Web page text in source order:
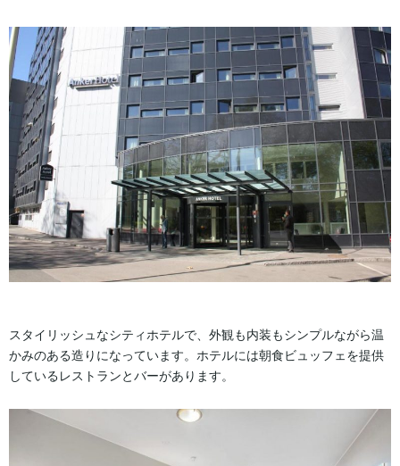
スタイリッシュなシティホテルで、外観も内装もシンプルながら温
かみのある造りになっています。ホテルには朝食ビュッフェを提供
しているレストランとバーがあります。